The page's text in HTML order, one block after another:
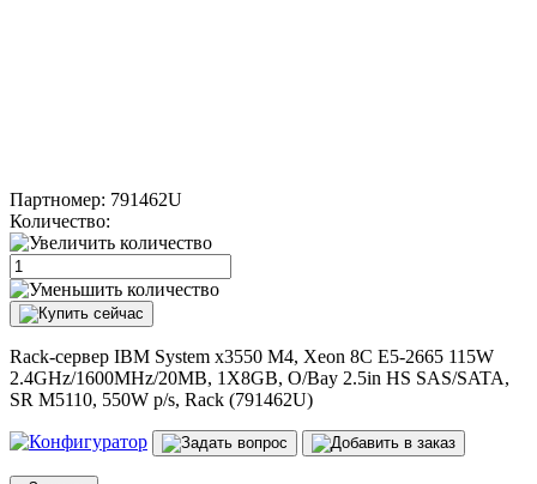
Партномер: 791462U
Количество:
Rack-сервер IBM System x3550 M4, Xeon 8C E5-2665 115W
2.4GHz/1600MHz/20MB, 1X8GB, O/Bay 2.5in HS SAS/SATA,
SR M5110, 550W p/s, Rack (791462U)